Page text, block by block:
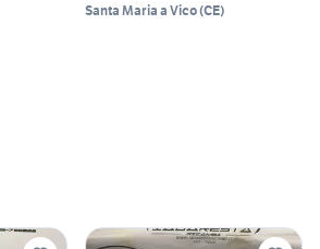
Santa Maria a Vico(CE)